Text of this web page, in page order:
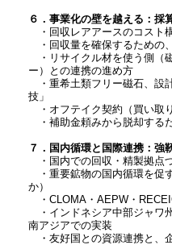
６．事業化の壁を越える：採
・回収レアアースのコスト
・回収量を確保するための
・リサイクル材を使う側（
ー）との連携の進め方
・重希土類フリー磁石、設
技」
・オフテイク契約（買い取
・補助金頼みから脱却する
７．国内循環と国際連携：強
・国内での回収・精製拠点
・重要鉱物の国内循環を促
か）
・CLOMA・AEPW・
・インドネシア中部ジャワ
南アジアでの実装
・友好国との資源連携と、